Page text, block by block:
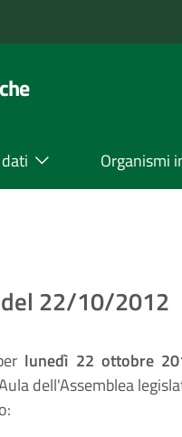
Organismi
22/10/2012
lunedì 22 ottobre
dell'Assemblea